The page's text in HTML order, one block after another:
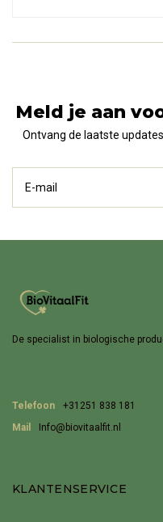
Meld je aan
Ontvang de laatste
De specialist in biologische
Telefoon
+31251 838 181
Mail
Info@biovitaalfit.nl
KLANTENSERVICE